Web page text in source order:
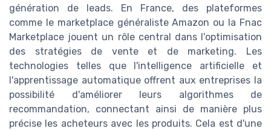
génération de leads. En France, des plateformes
comme le marketplace généraliste Amazon ou la Fnac
Marketplace jouent un rôle central dans l'optimisation
des stratégies de vente et de marketing. Les
technologies telles que l'intelligence artificielle et
l'apprentissage automatique offrent aux entreprises la
possibilité d'améliorer leurs algorithmes de
recommandation, connectant ainsi de manière plus
précise les acheteurs avec les produits. Cela est d'une